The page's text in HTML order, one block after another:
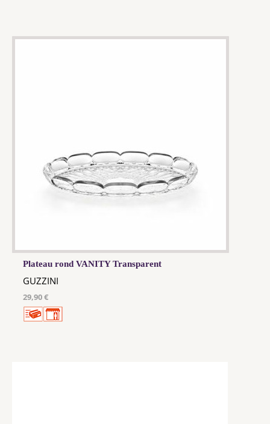
Plateau rond VANITY Transparent
GUZZINI
29,90 €